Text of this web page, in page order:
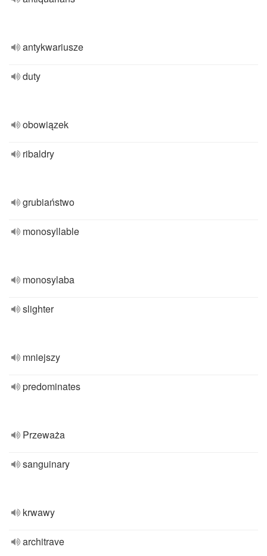
antykwariusze
duty
obowiązek
ribaldry
grubiaństwo
monosyllable
monosylaba
slighter
mniejszy
predominates
Przeważa
sanguinary
krwawy
architrave